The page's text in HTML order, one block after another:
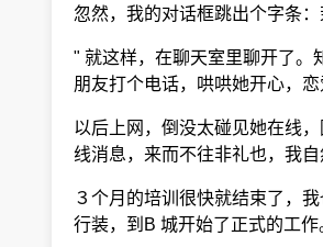
忽然，我的对话框跳出个字条
" 就这样，在聊天室里聊开了。
朋友打个电话，哄哄她开心，
以后上网，倒没太碰见她在线
线消息，来而不往非礼也，我
３个月的培训很快就结束了，
行装，到B 城开始了正式的工作